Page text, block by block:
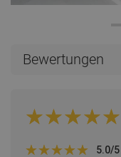
Bewertungen
5.0/5